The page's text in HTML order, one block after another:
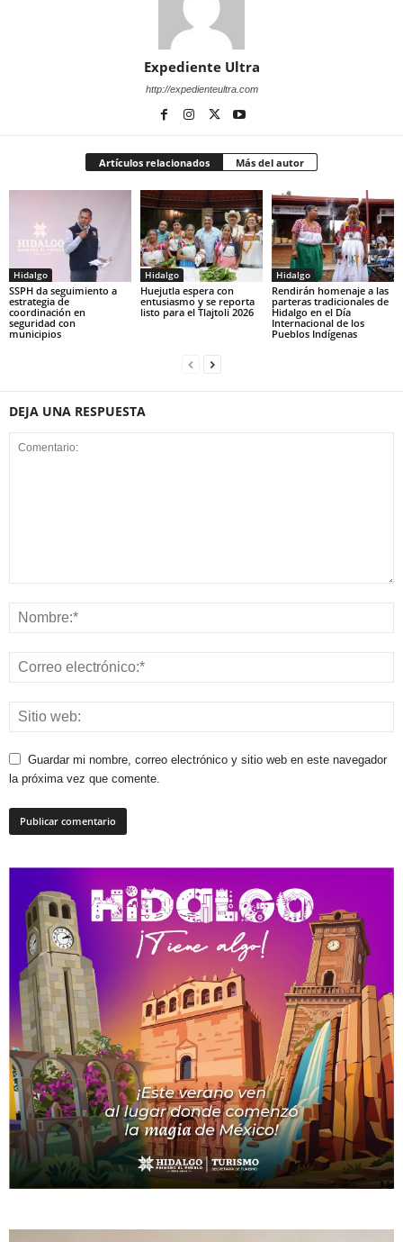
Expediente Ultra
http://expedienteultra.com
Artículos relacionados Más del autor
Hidalgo
SSPH da seguimiento a
estrategia de
coordinación en
seguridad con
municipios
Hidalgo
Huejutla espera con
entusiasmo y se reporta
listo para el Tlajtoli 2026
Hidalgo
Rendirán homenaje a las
parteras tradicionales de
Hidalgo en el Día
Internacional de los
Pueblos Indígenas
DEJA UNA RESPUESTA
Guardar mi nombre, correo electrónico y sitio web en este navegador
la próxima vez que comente.